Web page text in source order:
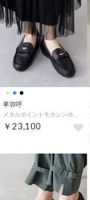
卑弥呼
￥23,100